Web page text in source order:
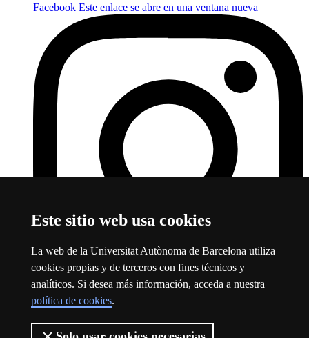
Este sitio web usa cookies
La web de la Universitat Autònoma de Barcelona utiliza
cookies propias y de terceros con fines técnicos y
analíticos. Si desea más información, acceda a nuestra
política de cookies.
Facebook Este enlace se abre en una ventana nueva
Este enlace se abre en una ventana nueva